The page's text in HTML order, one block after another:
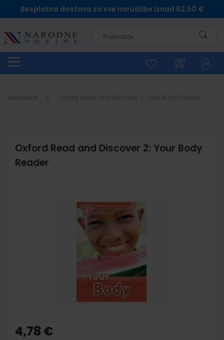
Besplatna dostava za sve narudžbe iznad 62,50 €
Naslovna
Oxford Read and Discover 2: Your Body
Reader
the
beginning
4,78 €